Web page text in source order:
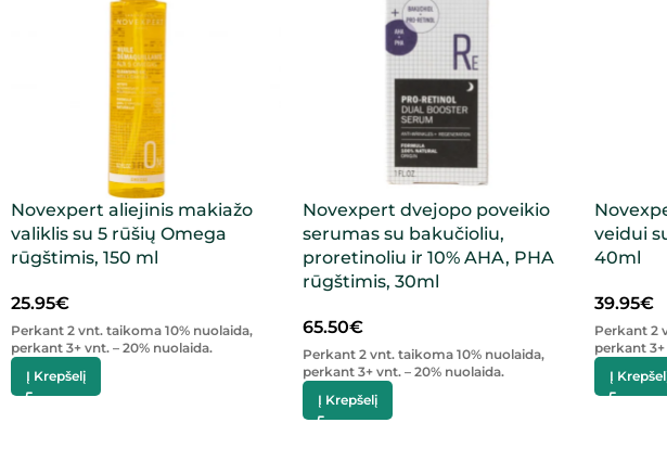
Novexpert aliejinis makiažo
valiklis su 5 rūšių Omega
rūgštimis, 150 ml
25.95€
Perkant 2 vnt. taikoma 10% nuolaida,
perkant 3+ vnt. – 20% nuolaida.
Į Krepšelį
Novexpert dvejopo poveikio
serumas su bakučioliu,
proretinoliu ir 10% AHA, PHA
rūgštimis, 30ml
65.50€
Perkant 2 vnt. taikoma 10% nuolaida,
perkant 3+ vnt. – 20% nuolaida.
Į Krepšelį
veidui
40ml
39.95€
Perkant 2
perkant 3+
Į